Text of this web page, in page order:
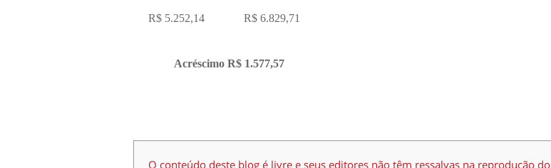
R$ 5.252,14 R$ 6.829,71
Acréscimo R$ 1.577,57
O conteúdo deste blog é livre e seus editores não têm ressalvas na reprodução do